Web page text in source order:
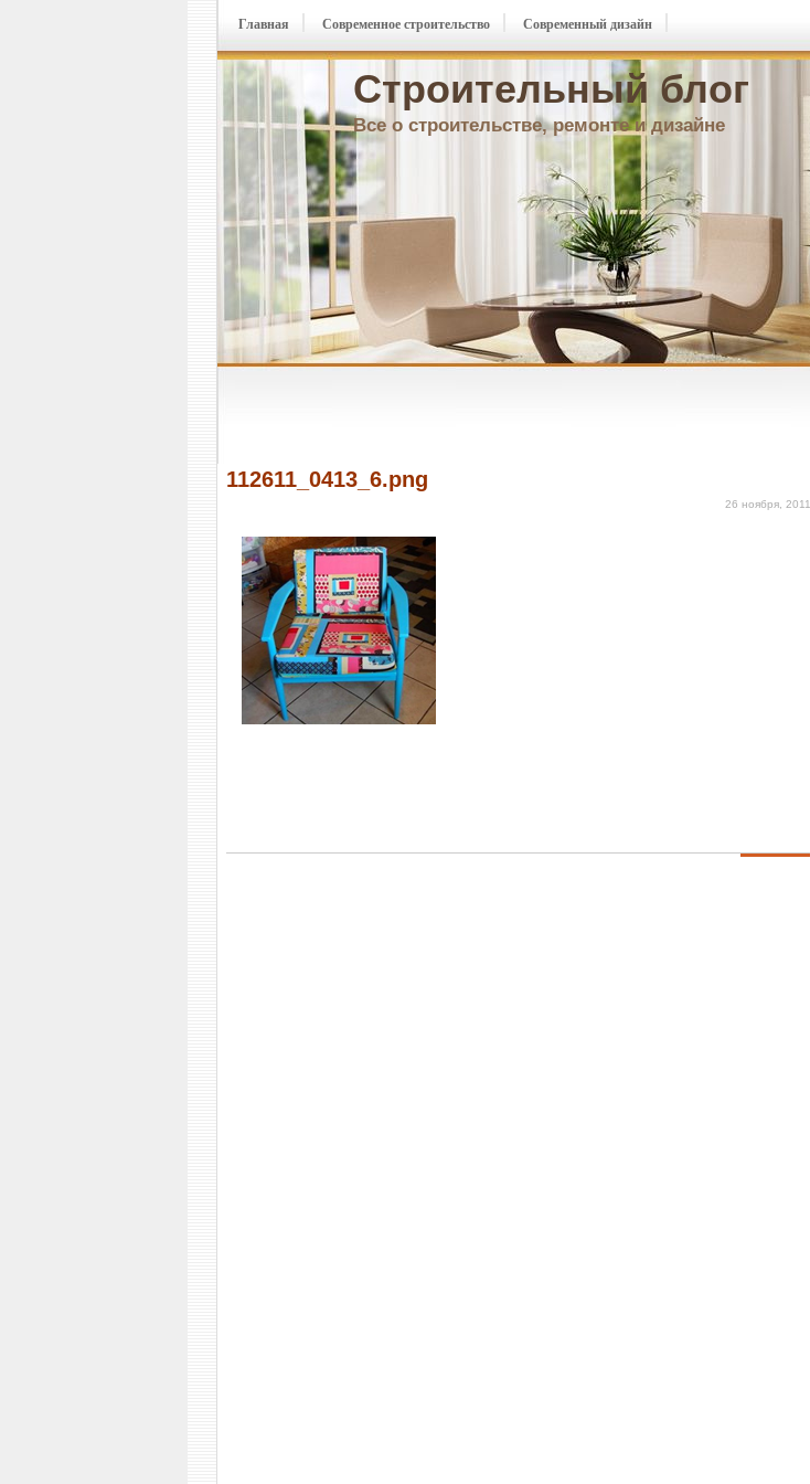
Строительный блог
Все о строительстве, ремонте и дизайне
Главная Современное строительство Современный дизайн
112611_0413_6.png
26 ноября, 2011